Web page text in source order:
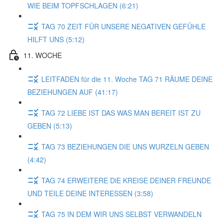
WIE BEIM TOPFSCHLAGEN (6:21)
TAG 70 ZEIT FÜR UNSERE NEGATIVEN GEFÜHLE
HILFT UNS (5:12)
11. WOCHE
LEITFADEN für die 11. Woche TAG 71 RÄUME DEINE
BEZIEHUNGEN AUF (41:17)
TAG 72 LIEBE IST DAS WAS MAN BEREIT IST ZU
GEBEN (5:13)
TAG 73 BEZIEHUNGEN DIE UNS WURZELN GEBEN
(4:42)
TAG 74 ERWEITERE DiE KREISE DEINER FREUNDE
UND TEILE DEINE INTERESSEN (3:58)
TAG 75 IN DEM WIR UNS SELBST VERWANDELN